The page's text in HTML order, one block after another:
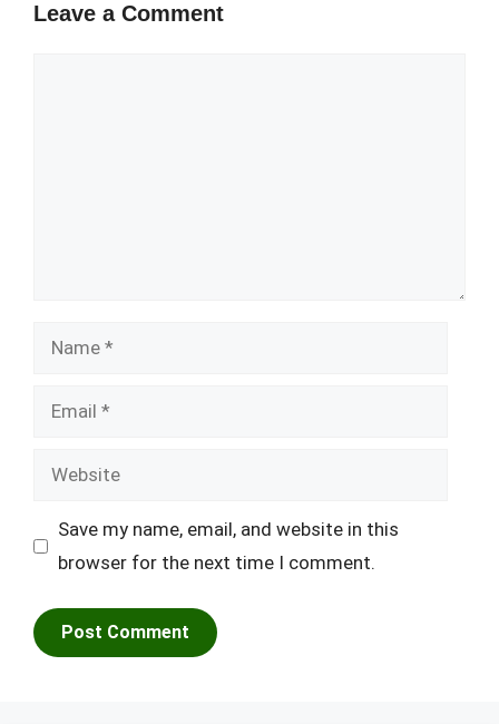
Leave a Comment
Name
Email
Website
Save my name, email, and website in this
browser for the next time I comment.